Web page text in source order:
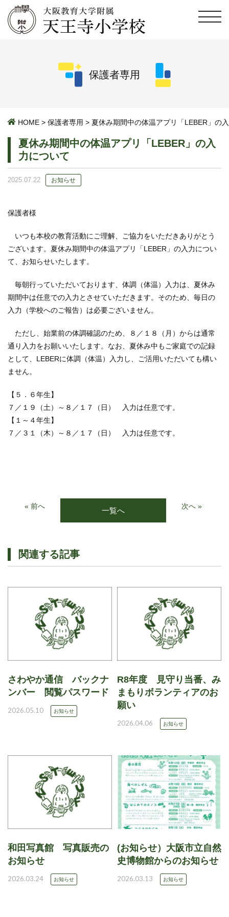
保護者専用
HOME > 保護者専用 > 夏休み期間中の体温アプリ「LEBER」の
夏休み期間中の体温アプリ「LEBER」の入
力について
2025.07.22 お知らせ
保護者様
いつも本校の教育活動にご理解、ご協力をいただきありがとう
ございます。夏休み期間中の体温アプリ「LEBER」の入力につい
て、お知らせいたします。
毎朝行っていただいております、体調（体温）入力は、夏休み
期間中は任意での入力とさせていただきます。そのため、毎日の
入力（学校へのご報告）は必要ございません。
ただし、始業前の体調確認のため、８／１８（月）からは通常
通り入力をお願いいたします。なお、夏休み中もご家庭での記録
として、LEBERに体調（体温）入力し、ご活用いただいても構い
ません。
【５．６年生】
７／１９（土）～８／１７（日） 入力は任意です。
【１～４年生】
７／３１（木）～８／１７（日） 入力は任意です。
« 前へ 一覧へ 次へ »
関連する記事
さわやか通信 バックナ
ンバー 閲覧パスワード
2026.05.10 お知らせ
R8年度 見守り当番、み
まもりボランティアのお
願い
2026.04.06 お知らせ
和田写真館 写真販売の
お知らせ
2026.03.24 お知らせ
(お知らせ）大阪市立自然
史博物館からのお知らせ
2026.03.13 お知らせ